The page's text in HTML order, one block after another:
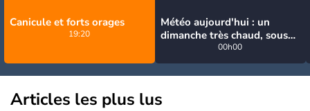
Canicule et forts orages
19:20
Météo aujourd'hui : un
dimanche très chaud, sous
la menace de quelques
orages
00h00
Articles les plus lus